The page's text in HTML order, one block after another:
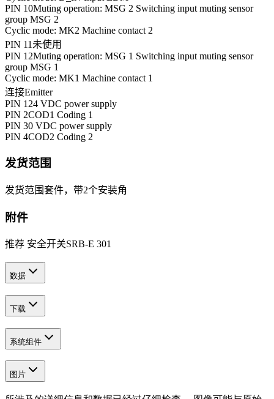
PIN 10Muting operation: MSG 2 Switching input muting sensor
group MSG 2
Cyclic mode: MK2 Machine contact 2
PIN 11 未使用
PIN 12Muting operation: MSG 1 Switching input muting sensor
group MSG 1
Cyclic mode: MK1 Machine contact 1
连接Emitter
PIN 1 24 VDC power supply
PIN 2COD1 Coding 1
PIN 30 VDC power supply
PIN 4COD2 Coding 2
发货范围
发货范围套件，带2个安装角
附件
推荐 安全开关SRB-E 301
数据
下载
系统组件
图片